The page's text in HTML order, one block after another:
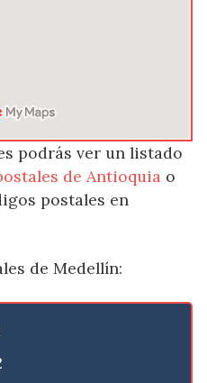
podrás ver un listado
de Antioquia o
postales en
de Medellín: